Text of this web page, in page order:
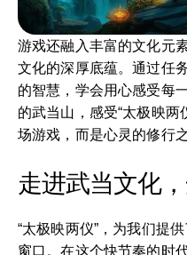
游戏还融入丰富的文化元
文化的深厚底蕴。通过任
的智慧，学会用心感受每
的武当山，感受“太极映两
场游戏，而是心灵的修行之
走进武当文化
“太极映两仪”，为我们提
窗口。在这个快节奏的时